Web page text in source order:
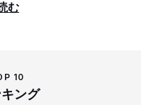
む
10
ング